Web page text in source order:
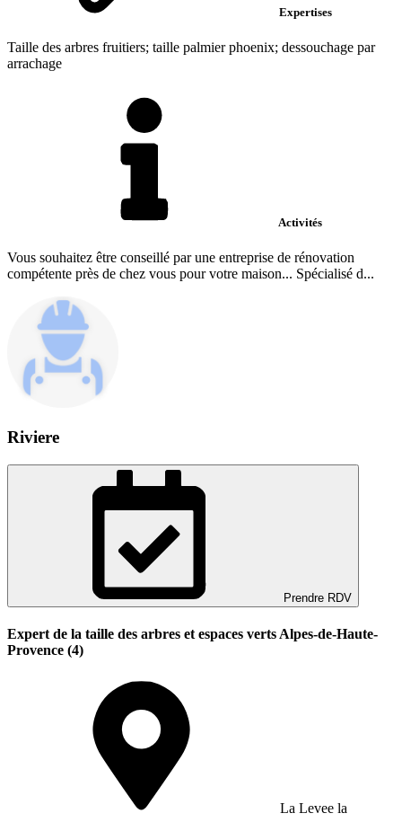
Expertises
Taille des arbres fruitiers; taille palmier phoenix; dessouchage par
arrachage
Activités
Vous souhaitez être conseillé par une entreprise de rénovation
compétente près de chez vous pour votre maison... Spécialisé d...
Riviere
Prendre RDV
Expert de la taille des arbres et espaces verts Alpes-de-Haute-
Provence (4)
La Levee la